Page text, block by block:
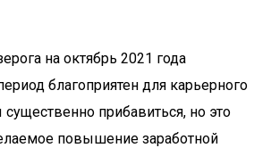
на октябрь 2021 года
благоприятен для карьерного
прибавиться, но это
повышение заработной